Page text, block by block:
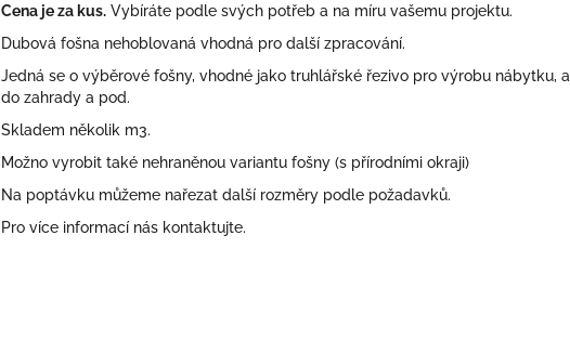
Cena je za kus. Vybíráte podle svých potřeb a na míru vašemu projektu.
Dubová fošna nehoblovaná vhodná pro další zpracování.
Jedná se o výběrové fošny, vhodné jako truhlářské řezivo pro výrobu nábytku,
do zahrady a pod.
Skladem několik m3.
Možno vyrobit také nehraněnou variantu fošny (s přírodními okraji)
Na poptávku můžeme nařezat další rozměry podle požadavků.
Pro více informací nás kontaktujte.